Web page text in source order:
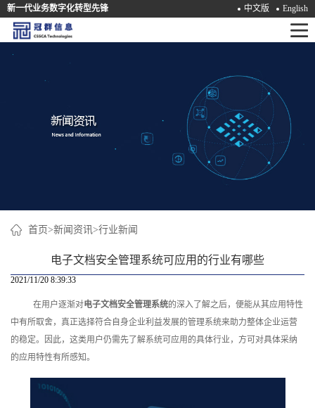
新一代业务数字化转型先锋 中文版 English
首
首页>新闻资讯>行业新闻
电子文档安全管理系统可应用的行业有哪些
2021/11/20 8:39:33
在用户逐渐对电子文档安全管理系统的深入了解之后，便能从其应用特性
中有所取舍，真正选择符合自身企业利益发展的管理系统来助力整体企业运营
的稳定。因此，这类用户仍需先了解系统可应用的具体行业，方可对具体采纳
的应用特性有所感知。